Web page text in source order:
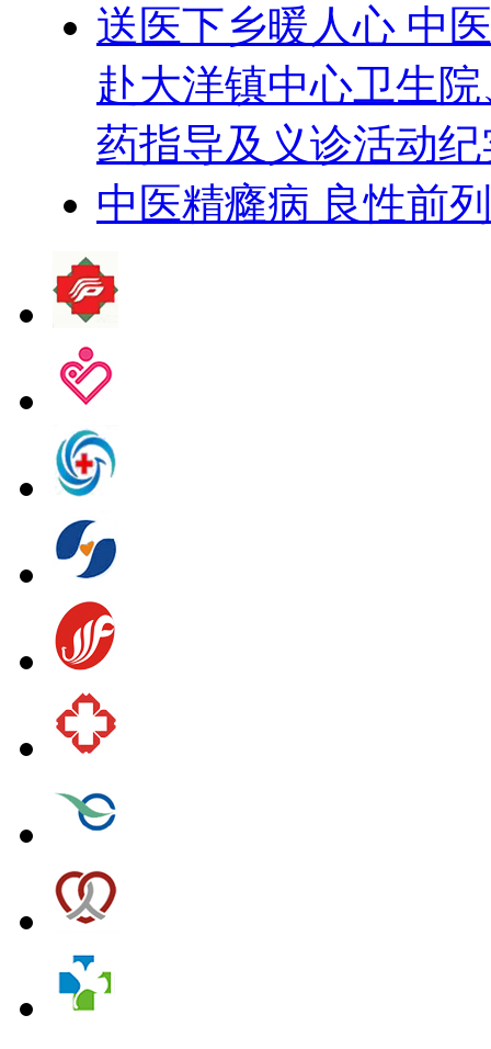
送医下乡暖人心 中
赴大洋镇中心卫生
药指导及义诊活动纪
中医精癃病 良性前